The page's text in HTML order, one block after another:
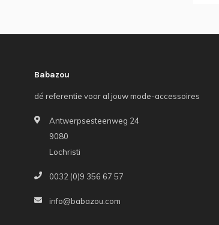
Babazou
dé referentie voor al jouw mode-accessoires
Antwerpsesteenweg 24
9080
Lochristi
0032 (0)9 356 67 57
info@babazou.com